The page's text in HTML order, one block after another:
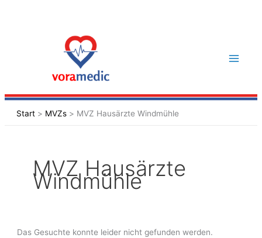
Start MVZs MVZ Hausärzte Windmühle
MVZ Hausärzte
Windmühle
Das Gesuchte konnte leider nicht gefunden werden.